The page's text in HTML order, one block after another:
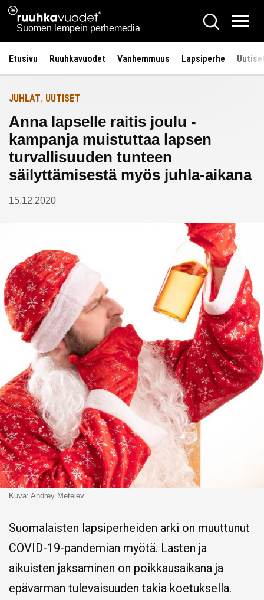
Siirry
sisältöön
Ruuhkavuodet.fi
Suomen lempein perhemedia
Hae
Etusivu Ruuhkavuodet Vanhemmuus Lapsiperhe
Etusivulle
JUHLAT, UUTISET
Anna lapselle raitis joulu -
kampanja muistuttaa lapsen
turvallisuuden tunteen
säilyttämisestä myös juhla-aikana
15.12.2020
Kuva: Andrey Metelev
Suomalaisten lapsiperheiden arki on muuttunut
COVID-19-pandemian myötä. Lasten ja
aikuisten jaksaminen on poikkausaikana ja
epävarman tulevaisuuden takia koetuksella.